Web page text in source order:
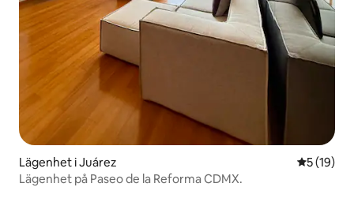
Lägenhet i Juárez 5 av 5 i
5 (19)
Lägenhet på Paseo de la Reforma CDMX.